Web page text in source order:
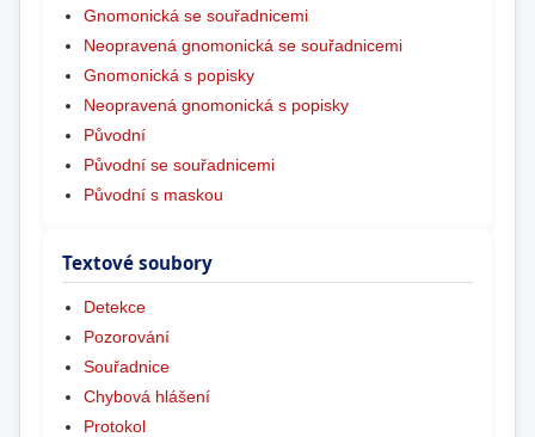
Gnomonická se souřadnicemi
Neopravená gnomonická se souřadnicemi
Gnomonická s popisky
Neopravená gnomonická s popisky
Původní
Původní se souřadnicemi
Původní s maskou
Textové soubory
Detekce
Pozorování
Souřadnice
Chybová hlášení
Protokol